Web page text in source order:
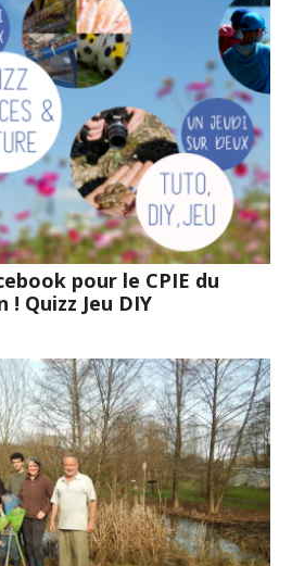
pour le CPIE du
Quizz Jeu DIY